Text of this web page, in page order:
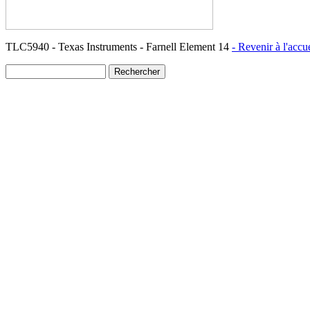
TLC5940 - Texas Instruments - Farnell Element 14 - Revenir à